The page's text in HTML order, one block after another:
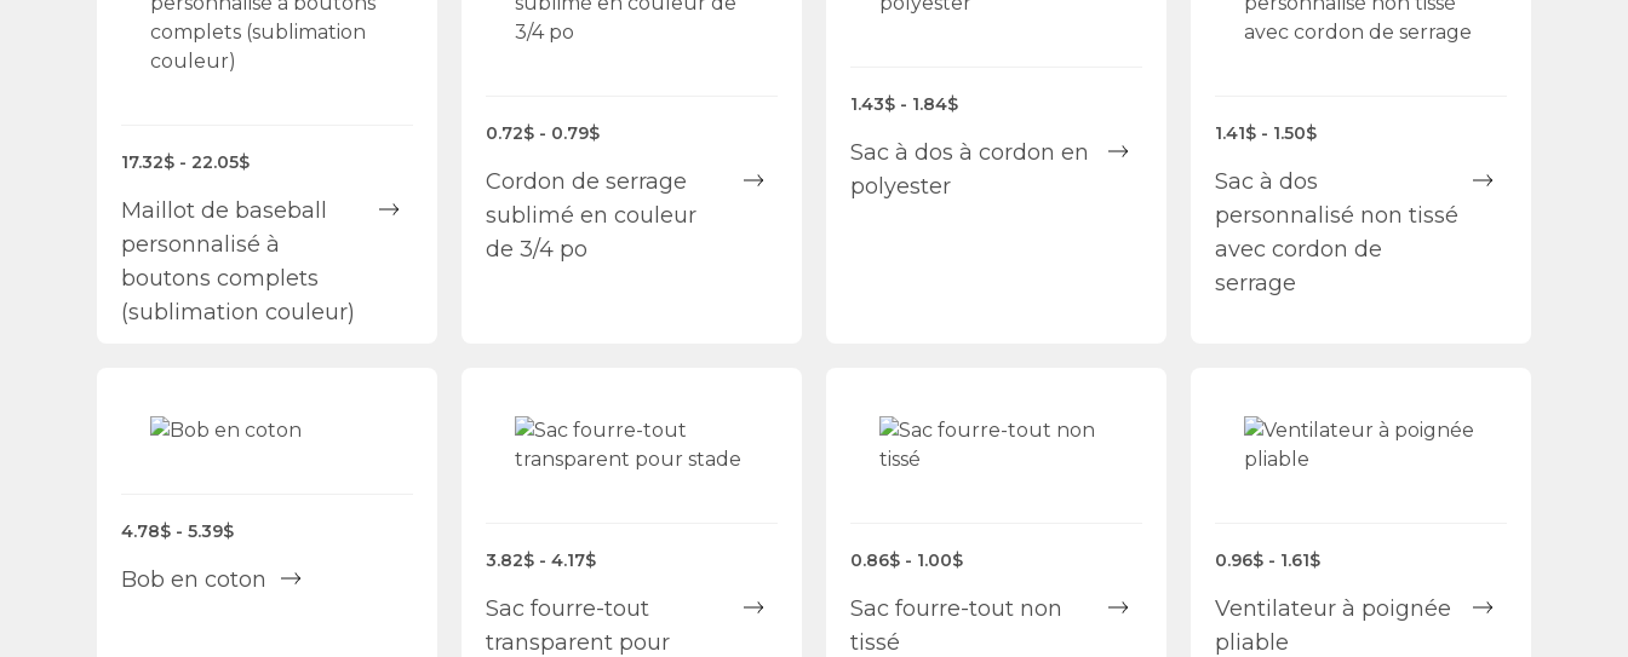
17.32$ - 22.05$
Maillot de baseball
personnalisé à
boutons complets
(sublimation couleur)
0.72$ - 0.79$
Cordon de serrage
sublimé en couleur
de 3/4 po
1.43$ - 1.84$
Sac à dos à cordon en
polyester
1.41$ - 1.50$
Sac à dos
personnalisé non tissé
avec cordon de
serrage
4.78$ - 5.39$
Bob en coton
3.82$ - 4.17$
Sac fourre-tout
transparent pour
0.86$ - 1.00$
Sac fourre-tout non
tissé
0.96$ - 1.61$
Ventilateur à poignée
pliable